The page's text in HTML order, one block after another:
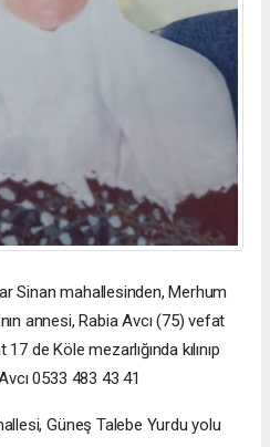
Sinan mahallesinden, Merhum
annesi, Rabia Avcı (75) vefat
de Köle mezarlığında kılınıp
0533 483 43 41
Güneş Talebe Yurdu yolu